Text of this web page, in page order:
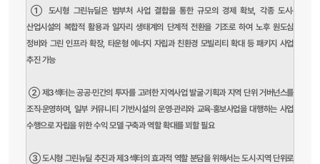
① 도시형 그린뉴딜은 범부처 사업 결합을 통한 규모의 경제 확보, 각종 도시·
산업시설의 복합적 활용과 일자리 생태계의 단계적 전환을 기조로 하여 노후 원도심
정비와 그린 인프라 확장, 타운형 에너지 자립과 친환경 모빌리티 확대 등 패키지 사업
추진 가능
② 제3섹터는 공공·민간의 투자를 고려한 지역사업 발굴·기획과 지역 단위 거버넌스를
조직·운영하며, 일부 커뮤니티 기반시설의 운영·관리와 교육·홍보사업을 대행하는 사업
수행으로 자립을 위한 수익 모델 구축과 역할 확대를 꾀할 필요
③ 도시형 그린뉴딜 추진과 제3섹터의 효과적 역할 분담을 위해서는 도시·지역 단위로